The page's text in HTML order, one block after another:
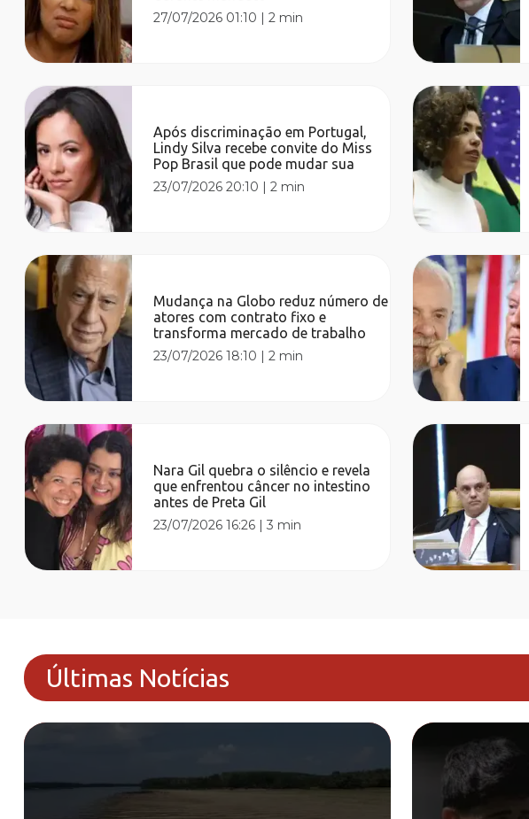
27/07/2026 01:10 |2 min
Após discriminação em Portugal,
Lindy Silva recebe convite do Miss
Pop Brasil que pode mudar sua
23/07/2026 20:10 |2 min
Mudança na Globo reduz número de
atores com contrato fixo e
transforma mercado de trabalho
23/07/2026 18:10 |2 min
Nara Gil quebra o silêncio e revela
que enfrentou câncer no intestino
antes de Preta Gil
23/07/2026 16:26 |3 min
Últimas Notícias